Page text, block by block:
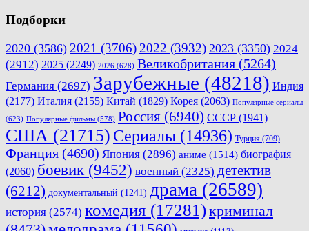
Подборки
2020 (3586) 2021 (3706) 2022 (3932) 2023 (3350) 2024
(2912) 2025 (2249) 2026 (628) Великобритания (5264)
Германия (2697) Зарубежные (48218) Индия
(2177) Италия (2155) Китай (1829) Корея (2063) Популярные сериалы
(623) Популярные фильмы (578) Россия (6940) СССР (1941)
США (21715) Сериалы (14936) Турция (709)
Франция (4690) Япония (2896) аниме (1514) биография
(2060) боевик (9452) военный (2325) детектив
(6212) документальный (1241) драма (26589)
история (2574) комедия (17281)криминал